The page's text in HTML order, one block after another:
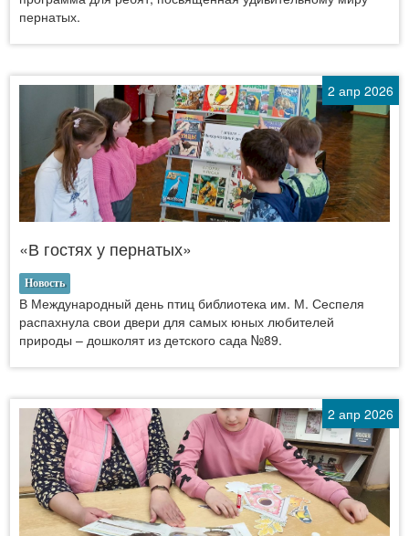
пернатых.
2 апр 2026
«В гостях у пернатых»
Новость
В Международный день птиц библиотека им. М. Сеспеля
распахнула свои двери для самых юных любителей
природы – дошколят из детского сада №89.
2 апр 2026